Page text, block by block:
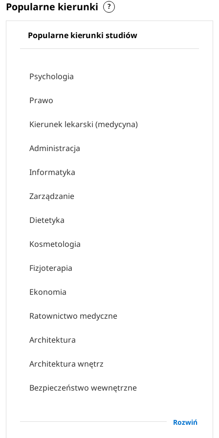
Popularne kierunki
Popularne kierunki studiów
Psychologia
Prawo
Kierunek lekarski (medycyna)
Administracja
Informatyka
Zarządzanie
Dietetyka
Kosmetologia
Fizjoterapia
Ekonomia
Ratownictwo medyczne
Architektura
Architektura wnętrz
Bezpieczeństwo wewnętrzne
Rozwiń